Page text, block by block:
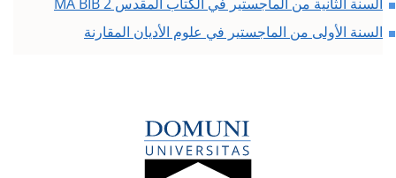
السنة الأولى من الماجستير في علوم الأديان المقارنة